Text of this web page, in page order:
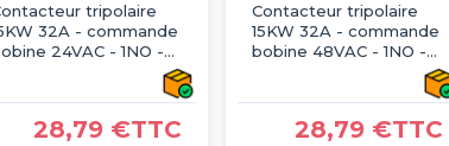
tripolaire
32A - commande
24VAC - 1NO -
28,79 €TTC
Contacteur tripolaire
15KW 32A - commande
bobine 48VAC - 1NO -
28,79 €TTC